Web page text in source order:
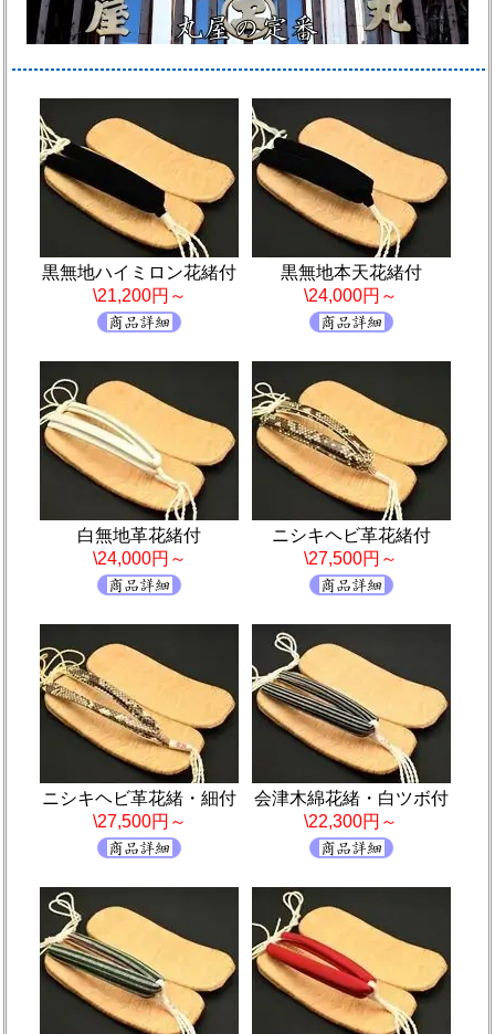
黒無地ハイミロン花緒付
\21,200円～
黒無地本天花緒付
\24,000円～
白無地革花緒付
\24,000円～
ニシキヘビ革花緒付
\27,500円～
ニシキヘビ革花緒・細付
\27,500円～
会津木綿花緒・白ツボ付
\22,300円～